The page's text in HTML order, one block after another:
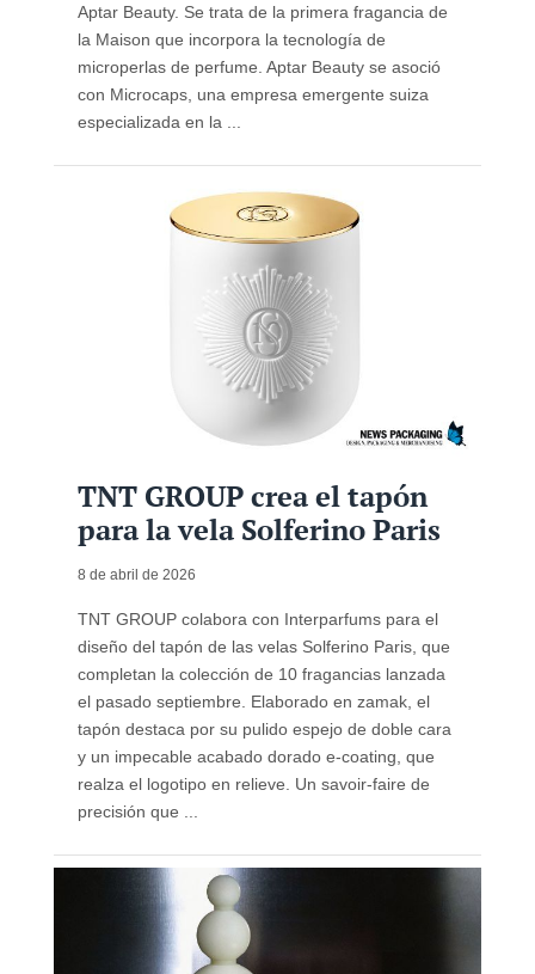
Aptar Beauty. Se trata de la primera fragancia de
la Maison que incorpora la tecnología de
microperlas de perfume. Aptar Beauty se asoció
con Microcaps, una empresa emergente suiza
especializada en la ...
TNT GROUP crea el tapón
para la vela Solferino Paris
8 de abril de 2026
TNT GROUP colabora con Interparfums para el
diseño del tapón de las velas Solferino Paris, que
completan la colección de 10 fragancias lanzada
el pasado septiembre. Elaborado en zamak, el
tapón destaca por su pulido espejo de doble cara
y un impecable acabado dorado e-coating, que
realza el logotipo en relieve. Un savoir-faire de
precisión que ...